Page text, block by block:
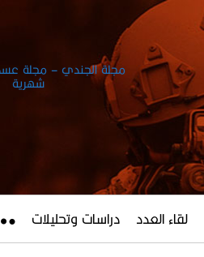
لقاء العدد دراسات وتحليلات